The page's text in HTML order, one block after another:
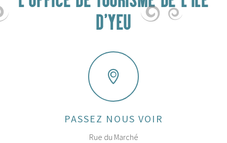
D'YEU
PASSEZ NOUS VOIR
Rue du Marché